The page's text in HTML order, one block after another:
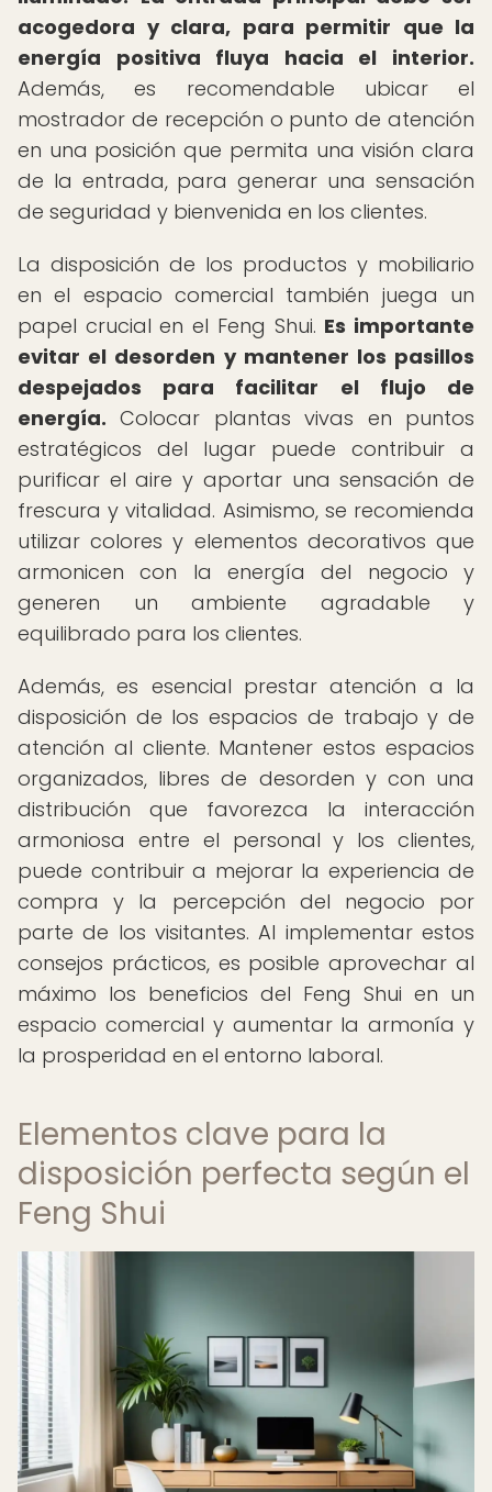
acogedora y clara, para permitir que la
energía positiva fluya hacia el interior.
Además, es recomendable ubicar el
mostrador de recepción o punto de atención
en una posición que permita una visión clara
de la entrada, para generar una sensación
de seguridad y bienvenida en los clientes.
La disposición de los productos y mobiliario
en el espacio comercial también juega un
papel crucial en el Feng Shui. Es importante
evitar el desorden y mantener los pasillos
despejados para facilitar el flujo de
energía. Colocar plantas vivas en puntos
estratégicos del lugar puede contribuir a
purificar el aire y aportar una sensación de
frescura y vitalidad. Asimismo, se recomienda
utilizar colores y elementos decorativos que
armonicen con la energía del negocio y
generen un ambiente agradable y
equilibrado para los clientes.
Además, es esencial prestar atención a la
disposición de los espacios de trabajo y de
atención al cliente. Mantener estos espacios
organizados, libres de desorden y con una
distribución que favorezca la interacción
armoniosa entre el personal y los clientes,
puede contribuir a mejorar la experiencia de
compra y la percepción del negocio por
parte de los visitantes. Al implementar estos
consejos prácticos, es posible aprovechar al
máximo los beneficios del Feng Shui en un
espacio comercial y aumentar la armonía y
la prosperidad en el entorno laboral.
Elementos clave para la
disposición perfecta según el
Feng Shui